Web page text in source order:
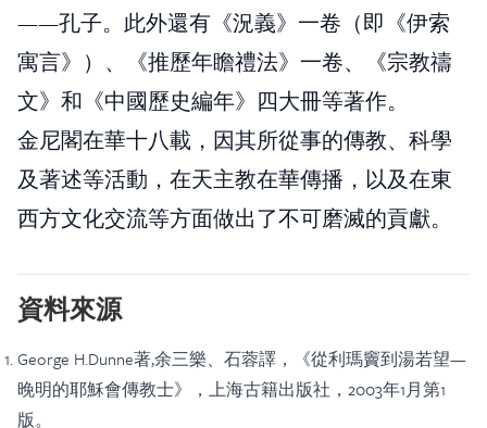
——孔子。此外還有《況義》一卷（即《伊索
寓言》）、《推歷年瞻禮法》一卷、《宗教禱
文》和《中國歷史編年》四大冊等著作。
金尼閣在華十八載，因其所從事的傳教、科學
及著述等活動，在天主教在華傳播，以及在東
西方文化交流等方面做出了不可磨滅的貢獻。
資料來源
George H.Dunne著,余三樂、石蓉譯，《從利瑪竇到湯若望—
晚明的耶穌會傳教士》，上海古籍出版社，2003年1月第1
版。